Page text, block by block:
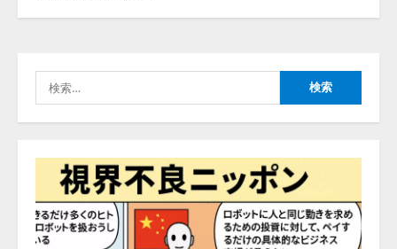
索:
レアラ、『AIはどの法律事務所を
を実施
5
創を推進する 「Agentic IoT Lab」
を設立
2026/08/06/11:53:44